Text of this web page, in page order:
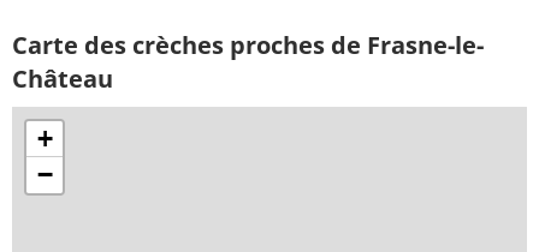
Carte des crèches proches de Frasne-le-
Château
+
−